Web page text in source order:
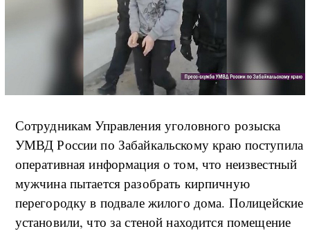
Сотрудникам Управления уголовного розыска
УМВД России по Забайкальскому краю поступила
оперативная информация о том, что неизвестный
мужчина пытается разобрать кирпичную
перегородку в подвале жилого дома. Полицейские
установили, что за стеной находится помещение